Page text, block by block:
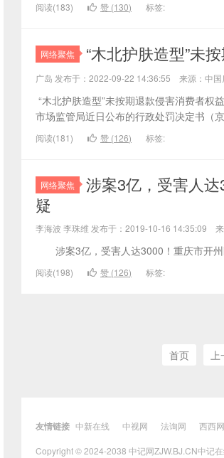
阅读(183) 赞 (130) 标签:
网络聚焦 “木北护肤造型”未
广岛 发布于：2022-09-22 14:36:55 来源：中国
“木北护肤造型”未按期退款侵害消费者
市场监管局近日公布的行政处罚决定书（
阅读(181) 赞 (126) 标签:
网络聚焦
涉案3亿，受害人
疑
李海波 李珠维 发布于：2019-10-16 14:35:09
涉案3亿，受害人达3000！重庆市
阅读(198) 赞 (126) 标签:
首页 上
友情链接 中新在线 中视网 法询网 西西网
Copyright © 2024-2038 中记网ZJW.BJ.CN中记